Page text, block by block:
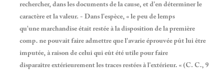
rechercher, dans les documents de la cause, et d'en déterminer le
caractère et la valeur. - Dans l'espèce, « le peu de lemps
qu'une marchandise était restée à la disposition de la première
comp. ne pouvait faire admettre que l'avarie éprouvée pût lui être
imputée, à raison de celui qui eût été utile pour faire
disparaître extérieurement les traces restées à l'extérieur. « (C. C., 9